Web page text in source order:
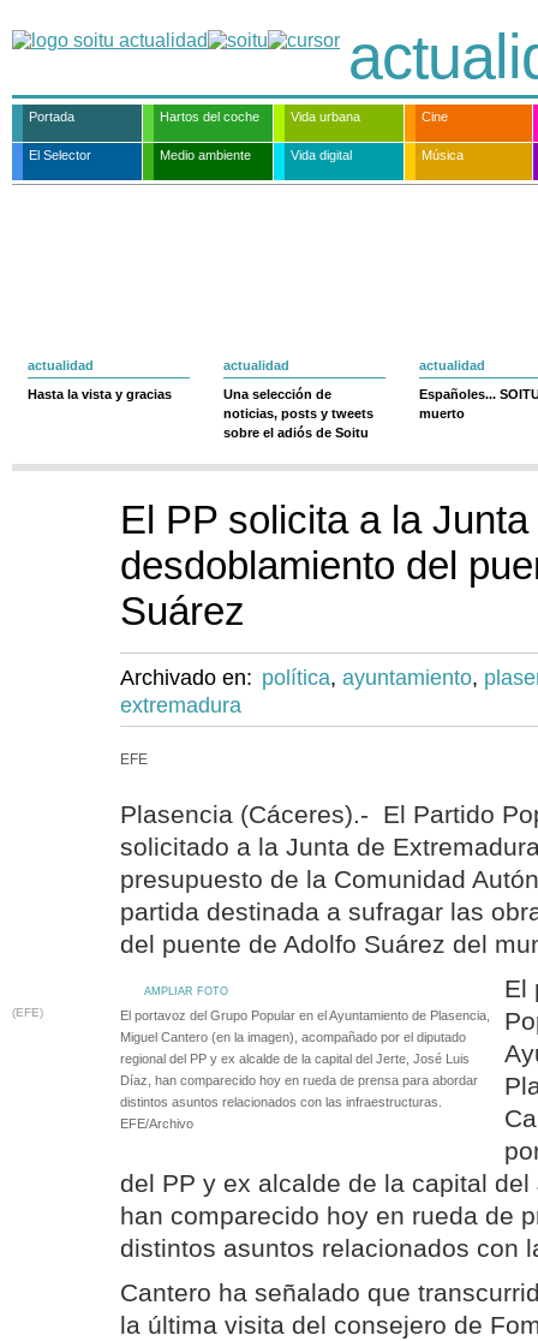
Portada Hartos del coche Vida urbana Cine
El Selector Medio ambiente Vida digital Música
actualidad
Hasta la vista y gracias
actualidad
Una selección de
noticias, posts y tweets
sobre el adiós de Soitu
actualidad
Españoles...
muerto
El PP solicita a la Junta
desdoblamiento del
Suárez
Archivado en: política, ayuntamiento,
extremadura
EFE
Plasencia (Cáceres).- El Partido
solicitado a la Junta de
presupuesto de la Comunidad
partida destinada a sufragar las
del puente de Adolfo Suárez del
AMPLIAR FOTO
(EFE)
El portavoz del Grupo Popular en el Ayuntamiento de Plasencia,
Miguel Cantero (en la imagen), acompañado por el diputado
regional del PP y ex alcalde de la capital del Jerte, José Luis
Díaz, han comparecido hoy en rueda de prensa para abordar
distintos asuntos relacionados con las infraestructuras.
EFE/Archivo
El
del PP y ex alcalde de la capital
han comparecido hoy en rueda de
distintos asuntos relacionados con
Cantero ha señalado que
la última visita del consejero de